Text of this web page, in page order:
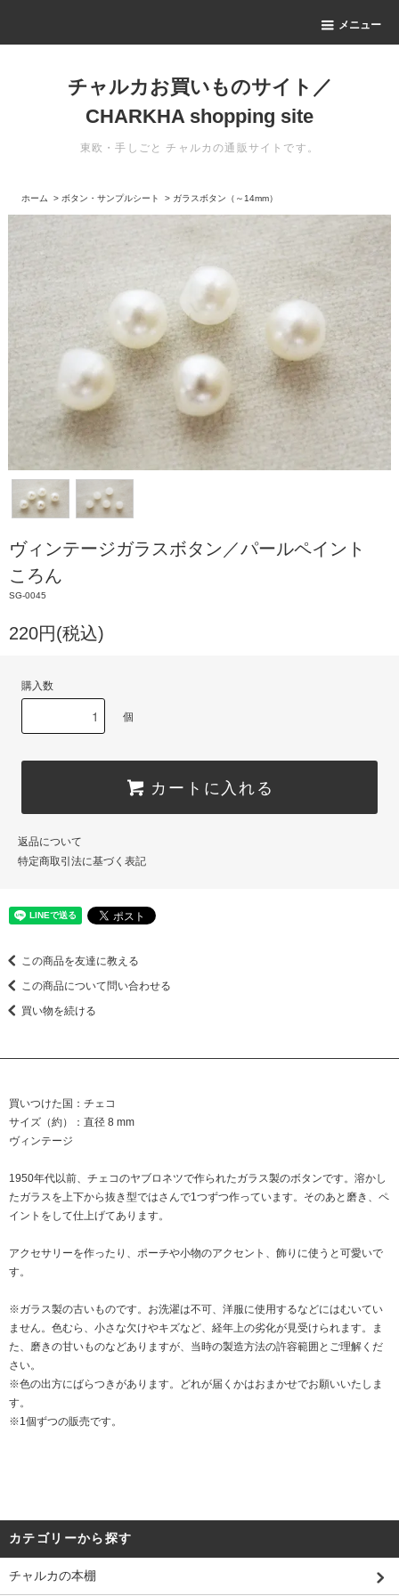
メニュー
チャルカお買いものサイト／
CHARKHA shopping site
東欧・手しごと チャルカの通販サイトです。
ホーム > ボタン・サンプルシート > ガラスボタン（～14mm）
ヴィンテージガラスボタン／パールペイント
ころん
SG-0045
220円(税込)
購入数
個
カートに入れる
返品について
特定商取引法に基づく表記
この商品を友達に教える
この商品について問い合わせる
買い物を続ける
買いつけた国：チェコ
サイズ（約）：直径 8 mm
ヴィンテージ
1950年代以前、チェコのヤブロネツで作られたガラス製のボタンです。溶かし
たガラスを上下から抜き型ではさんで1つずつ作っています。そのあと磨き、ペ
イントをして仕上げてあります。
アクセサリーを作ったり、ポーチや小物のアクセント、飾りに使うと可愛いで
す。
※ガラス製の古いものです。お洗濯は不可、洋服に使用するなどにはむいてい
ません。色むら、小さな欠けやキズなど、経年上の劣化が見受けられます。ま
た、磨きの甘いものなどありますが、当時の製造方法の許容範囲とご理解くだ
さい。
※色の出方にばらつきがあります。どれが届くかはおまかせでお願いいたしま
す。
※1個ずつの販売です。
カテゴリーから探す
チャルカの本棚